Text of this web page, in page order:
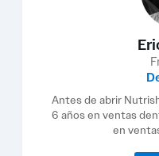
Antes de abrir
6 años en ventas
en